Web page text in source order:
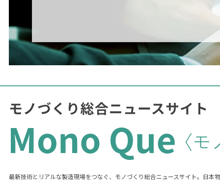
最新技術とリアルな製造現場をつなぐ、モノづくり総合ニュースサイト。日本